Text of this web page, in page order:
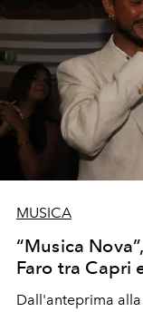
MUSICA
“Musica
Faro tra Capri
Dall'anteprima